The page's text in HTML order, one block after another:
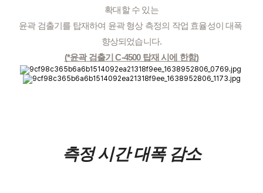
확대할 수 있는
윤곽 검출기를 탑재하여 윤곽 형상 측정의 작업 효율성이 대폭
향상되었습니다.
(*윤곽 검출기 C-4500 탑재 시에 한함)
측정 시간 대폭 감소